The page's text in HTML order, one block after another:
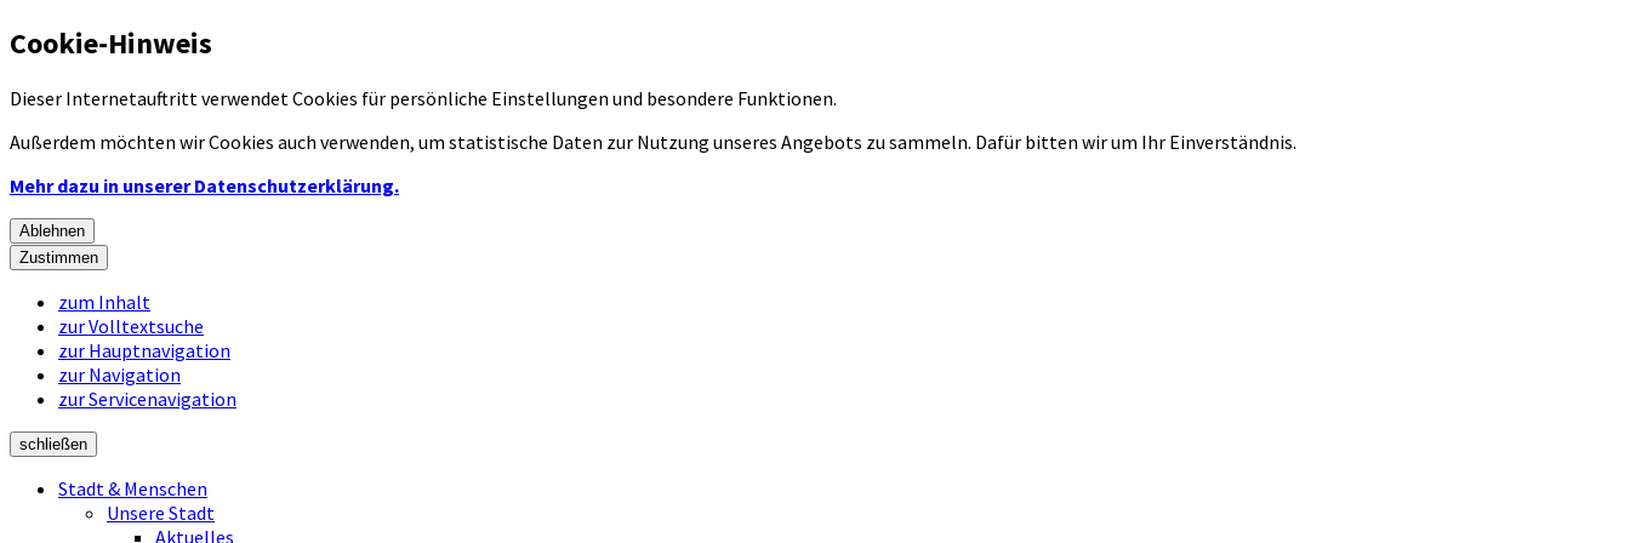
Cookie-Hinweis
Dieser Internetauftritt verwendet Cookies für persönliche Einstellungen und besondere Funktionen.
Außerdem möchten wir Cookies auch verwenden, um statistische Daten zur Nutzung unseres Angebots zu sammeln. Dafür bitten wir um Ihr Einverständnis.
Mehr dazu in unserer Datenschutzerklärung.
Ablehnen
Zustimmen
zum Inhalt
zur Volltextsuche
zur Hauptnavigation
zur Navigation
zur Servicenavigation
schließen
Stadt & Menschen
Unsere Stadt
Aktuelles